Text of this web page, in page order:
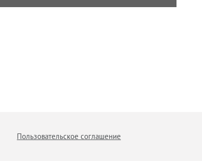
Пользовательское соглашение